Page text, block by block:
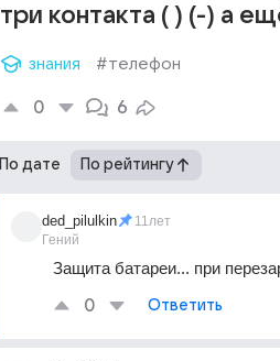
три контакта ( ) (-) а
знания #телефон
0 6
По дате По рейтингу
ded_pilulkin
Гений
11лет
Защита батареи... при
0 Ответить